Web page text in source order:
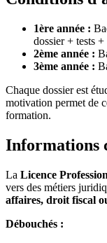
1ère année :
dossier + tests +
2ème année :
3ème année :
Chaque dossier est
motivation permet de
formation.
Informations
La Licence
vers des métiers
affaires, droit fiscal
Débouchés :